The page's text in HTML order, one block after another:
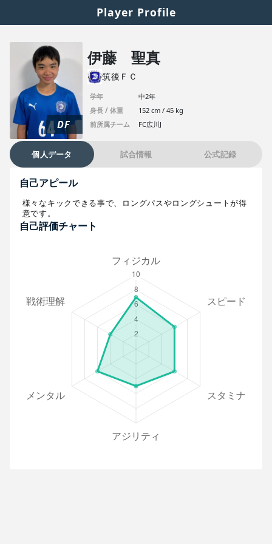
Player Profile
DF
伊藤 聖真
筑後ＦＣ
学年
中2年
身長 / 体重
152 cm / 45 kg
前所属チーム
FC広川J
個人データ 試合情報 公式記録
自己アピール
様々なキックできる事で、ロングパスやロングシュートが得
意です。
自己評価チャート